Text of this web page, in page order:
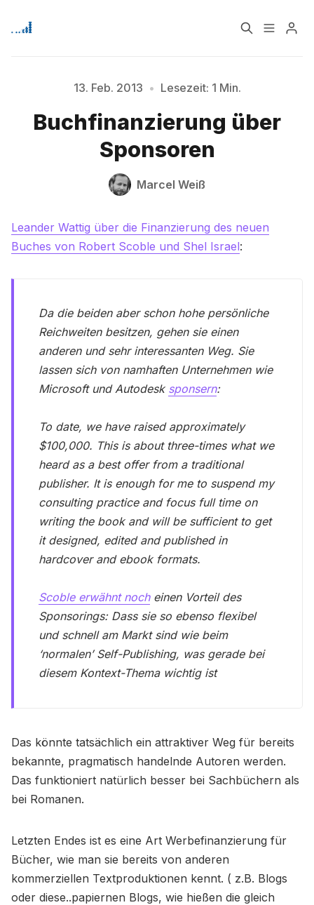
Signup
Bitte geben Sie mindestens 3 Zeichen ein
13. Feb. 2013 • Lesezeit: 1 Min.
Buchfinanzierung über
Sponsoren
Marcel Weiß
Leander Wattig über die Finanzierung des neuen
Buches von Robert Scoble und Shel Israel:
Da die beiden aber schon hohe persönliche
Reichweiten besitzen, gehen sie einen
anderen und sehr interessanten Weg. Sie
lassen sich von namhaften Unternehmen wie
Microsoft und Autodesk sponsern:
To date, we have raised approximately
$100,000. This is about three-times what we
heard as a best offer from a traditional
publisher. It is enough for me to suspend my
consulting practice and focus full time on
writing the book and will be sufficient to get
it designed, edited and published in
hardcover and ebook formats.
Scoble erwähnt nocheinen Vorteil des
Sponsorings: Dass sie so ebenso flexibel
und schnell am Markt sind wie beim
‘normalen’ Self-Publishing, was gerade bei
diesem Kontext-Thema wichtig ist
Das könnte tatsächlich ein attraktiver Weg für bereits
bekannte, pragmatisch handelnde Autoren werden.
Das funktioniert natürlich besser bei Sachbüchern als
bei Romanen.
Letzten Endes ist es eine Art Werbefinanzierung für
Bücher, wie man sie bereits von anderen
kommerziellen Textproduktionen kennt. ( z.B. Blogs
oder diese..papiernen Blogs, wie hießen die gleich